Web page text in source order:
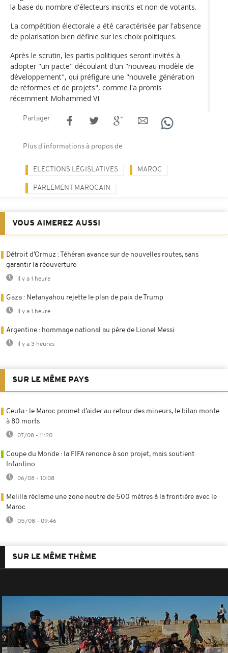
la base du nombre d'électeurs inscrits et non de votants.
La compétition électorale a été caractérisée par l'absence
de polarisation bien définie sur les choix politiques.
Après le scrutin, les partis politiques seront invités à
adopter "un pacte" découlant d'un "nouveau modèle de
développement", qui préfigure une "nouvelle génération
de réformes et de projets", comme l'a promis
récemment Mohammed VI.
Partager
Plus d'informations à propos de
ELECTIONS LÉGISLATIVES MAROC
PARLEMENT MAROCAIN
VOUS AIMEREZ AUSSI
Détroit d’Ormuz : Téhéran avance sur de nouvelles routes, sans
garantir la réouverture
Il y a 1 heure
Gaza : Netanyahou rejette le plan de paix de Trump
Il y a 1 heure
Argentine : hommage national au père de Lionel Messi
Il y a 3 heures
SUR LE MÊME PAYS
Ceuta : le Maroc promet d’aider au retour des mineurs, le bilan monte
à 80 morts
07/08 - 11:20
Coupe du Monde : la FIFA renonce à son projet, mais soutient
Infantino
06/08 - 10:08
Melilla réclame une zone neutre de 500 mètres à la frontière avec le
Maroc
05/08 - 09:46
SUR LE MÊME THÈME